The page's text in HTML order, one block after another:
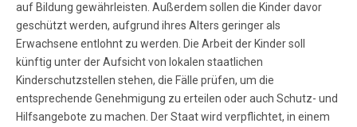
auf Bildung gewährleisten. Außerdem sollen die Kinder davor
geschützt werden, aufgrund ihres Alters geringer als
Erwachsene entlohnt zu werden. Die Arbeit der Kinder soll
künftig unter der Aufsicht von lokalen staatlichen
Kinderschutzstellen stehen, die Fälle prüfen, um die
entsprechende Genehmigung zu erteilen oder auch Schutz- und
Hilfsangebote zu machen. Der Staat wird verpflichtet, in einem